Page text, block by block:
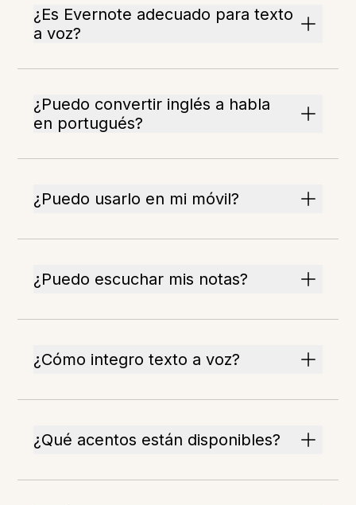
¿Es Evernote adecuado para texto
a voz?
¿Puedo convertir inglés a habla
en portugués?
¿Puedo usarlo en mi móvil?
¿Puedo escuchar mis notas?
¿Cómo integro texto a voz?
¿Qué acentos están disponibles?